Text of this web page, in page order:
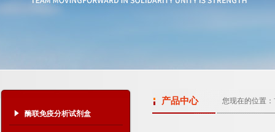
酶联免疫分析试剂盒
产品中心 您现在的位置：